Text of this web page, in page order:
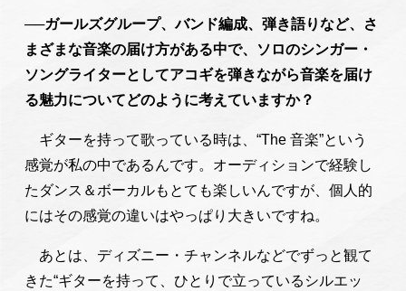
──ガールズグループ、バンド編成、弾き語りなど、さ
まざまな音楽の届け方がある中で、ソロのシンガー・
ソングライターとしてアコギを弾きながら音楽を届け
る魅力についてどのように考えていますか？
ギターを持って歌っている時は、“The 音楽”という
感覚が私の中であるんです。オーディションで経験し
たダンス＆ボーカルもとても楽しいんですが、個人的
にはその感覚の違いはやっぱり大きいですね。
あとは、ディズニー・チャンネルなどでずっと観て
きた“ギターを持って、ひとりで立っているシルエッ